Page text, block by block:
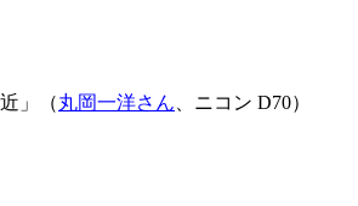
」（丸岡一洋さん 、ニコン D70）